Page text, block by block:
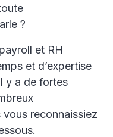
?
et RH
et d’expertise
y a de fortes
reconnaissiez